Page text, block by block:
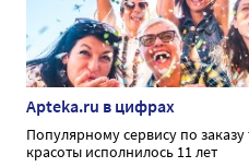
Apteka.ru в цифрах
Популярному сервису по
красоты исполнилось 11 лет